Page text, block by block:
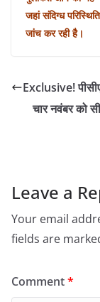
जहां संदिग्ध
जांच कर रही है।
Exclusive!
चार नवंबर को
Leave a
Your email
fields are
Comment*